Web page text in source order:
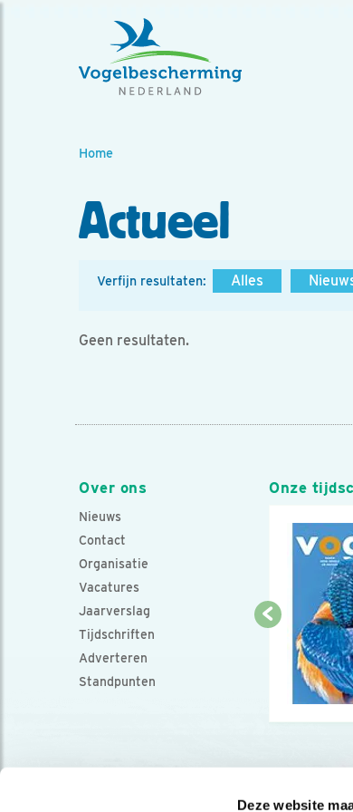
Deze website
Home
Actueel
Verfijn resultaten: Alles
Geen resultaten.
Over ons
Nieuws
Contact
Organisatie
Vacatures
Jaarverslag
Tijdschriften
Adverteren
Standpunten
Onze